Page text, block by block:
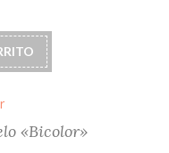
«Bicolor»